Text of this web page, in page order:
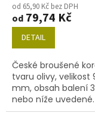
od 65,90 Kč bez DPH
od 79,74 Kč
DETAIL
České broušené
tvaru olivy, velikost
mm, obsah balení
nebo níže
křišťál s dekorem